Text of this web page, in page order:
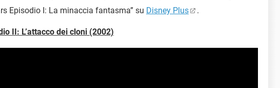
Episodio I: La minaccia fantasma” su Disney Plus .
II: L’attacco dei cloni (2002)